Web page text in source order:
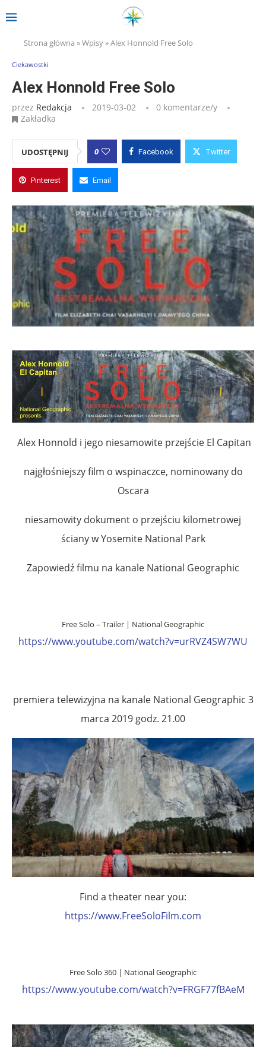
Strona główna »Wpisy»Alex Honnold Free Solo
Ciekawostki
Alex Honnold Free Solo
przez Redakcja 2019-03-02
0 komentarze/y
Zakładka
UDOSTĘPNIJ 0 Facebook Twitter
Pinterest Email
Alex Honnold i jego niesamowite przejście El Capitan
najgłośniejszy film o wspinaczce, nominowany do
Oscara
niesamowity dokument o przejściu kilometrowej
ściany w Yosemite National Park
Zapowiedź filmu na kanale National Geographic
Free Solo – Trailer | National Geographic
https://www.youtube.com/watch?v=urRVZ4SW7WU
premiera telewizyjna na kanale National Geographic 3
marca 2019 godz. 21.00
Find a theater near you:
https://www.FreeSoloFilm.com
Free Solo 360 | National Geographic
https://www.youtube.com/watch?v=FRGF77fBAeM